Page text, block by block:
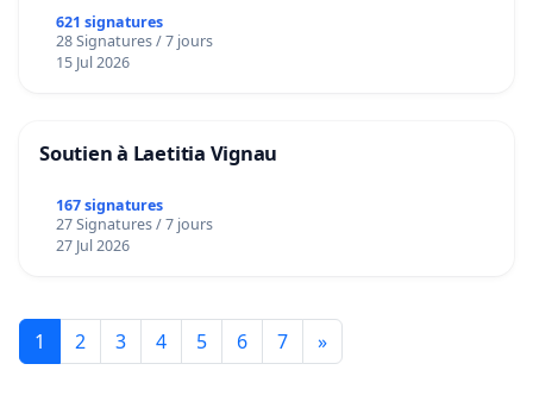
621 signatures
28 Signatures / 7 jours
15 Jul 2026
Soutien à Laetitia Vignau
167 signatures
27 Signatures / 7 jours
27 Jul 2026
1 2 3 4 5 6 7 »